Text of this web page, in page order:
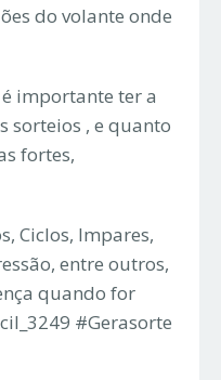
do volante onde
importante ter a
sorteios , e quanto
fortes,
Ciclos, Impares,
entre outros,
quando for
#Gerasorte